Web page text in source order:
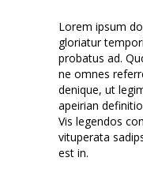
Lorem ipsum
gloriatur
probatus ad.
ne omnes
denique, ut
apeirian
Vis legendos
vituperata
est in.